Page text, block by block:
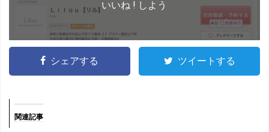
いいね ! しよう
シェアする ツイートする
関連記事